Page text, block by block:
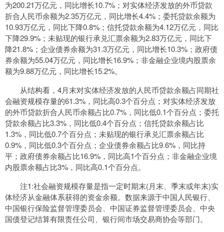
为200.21万亿元，同比增长10.7%；对实体经济发放的外币贷款
折合人民币余额为2.35万亿元，同比增长4.4%；委托贷款余额为
10.93万亿元，同比下降0.8%；信托贷款余额为4.12万亿元，同比
下降29.9%；未贴现的银行承兑汇票余额为2.83万亿元，同比下
降21.8%；企业债券余额为31.3万亿元，同比增长10.3%；政府债
券余额为55.04万亿元，同比增长16.9%；非金融企业境内股票余
额为9.88万亿元，同比增长15.2%。
从结构看，4月末对实体经济发放的人民币贷款余额占同期社
会融资规模存量的61.3%，同比高0.3个百分点；对实体经济发放
的外币贷款折合人民币余额占比0.7%，同比低0.1个百分点；委托
贷款余额占比3.3%，同比低0.4个百分点；信托贷款余额占比
1.3%，同比低0.7个百分点；未贴现的银行承兑汇票余额占比
0.9%，同比低0.3个百分点；企业债券余额占比9.6%，同比持
平；政府债券余额占比16.9%，同比高1个百分点；非金融企业境
内股票余额占比3%，同比高0.1个百分点。
注1:社会融资规模存量是指一定时期末(月末、季末或年末)实
体经济从金融体系获得的资金余额。数据来源于中国人民银行、
中国银行保险监督管理委员会、中国证券监督管理委员会、中央
国债登记结算有限责任公司、银行间市场交易商协会等部门。